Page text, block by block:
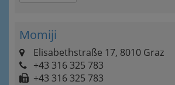
Momiji
Elisabethstraße 17, 8010 Graz
+43 316 325 783
+43 316 325 783